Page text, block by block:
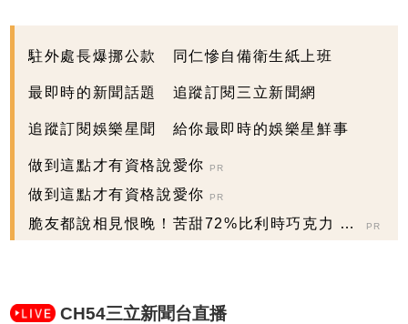
駐外處長爆挪公款 同仁慘自備衛生紙上班
最即時的新聞話題 追蹤訂閱三立新聞網
追蹤訂閱娛樂星聞 給你最即時的娛樂星鮮事
做到這點才有資格說愛你 PR
做到這點才有資格說愛你 PR
脆友都說相見恨晚！苦甜72%比利時巧克力 大
PR
CH54三立新聞台直播